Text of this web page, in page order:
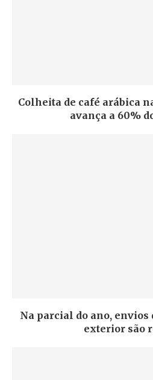
Colheita de café arábica
avança a 60%
Na parcial do ano, envios
exterior são